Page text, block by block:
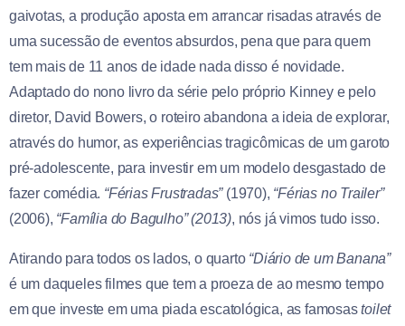
gaivotas, a produção aposta em arrancar risadas através de
uma sucessão de eventos absurdos, pena que para quem
tem mais de 11 anos de idade nada disso é novidade.
Adaptado do nono livro da série pelo próprio Kinney e pelo
diretor, David Bowers, o roteiro abandona a ideia de explorar,
através do humor, as experiências tragicômicas de um garoto
pré-adolescente, para investir em um modelo desgastado de
fazer comédia. “Férias Frustradas”(1970), “Férias no Trailer”
(2006), “Família do Bagulho” (2013), nós já vimos tudo isso.
Atirando para todos os lados, o quarto “Diário de um Banana”
é um daqueles filmes que tem a proeza de ao mesmo tempo
em que investe em uma piada escatológica, as famosastoilet